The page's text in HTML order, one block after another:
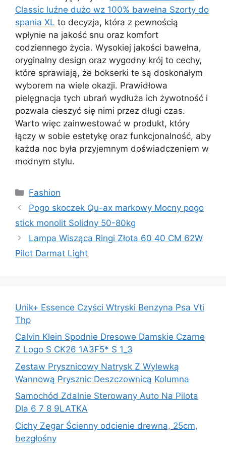
Classic luźne dużo wz 100% bawełna Szorty do
spania XL to decyzja, która z pewnością
wpłynie na jakość snu oraz komfort
codziennego życia. Wysokiej jakości bawełna,
oryginalny design oraz wygodny krój to cechy,
które sprawiają, że bokserki te są doskonałym
wyborem na wiele okazji. Prawidłowa
pielęgnacja tych ubrań wydłuża ich żywotność i
pozwala cieszyć się nimi przez długi czas.
Warto więc zainwestować w produkt, który
łączy w sobie estetykę oraz funkcjonalność, aby
każda noc była przyjemnym doświadczeniem w
modnym stylu.
Kategorie
Fashion
Pogo skoczek Qu-ax markowy Mocny pogo
stick monolit Solidny 50-80kg
Lampa Wisząca Ringi Złota 60 40 CM 62W
Pilot Darmat Light
Unik+ Essence Czyści Wtryski Benzyna Psa Vti
Thp
Calvin Klein Spodnie Dresowe Damskie Czarne
Z Logo S CK26 1A3F5* S 1_3
Zestaw Prysznicowy Natrysk Z Wylewką
Wannową Prysznic Deszczownicą Kolumna
Samochód Zdalnie Sterowany Auto Na Pilota
Dla 6 7 8 9LATKA
Cichy Zegar Ścienny odcienie drewna, 25cm,
bezgłośny